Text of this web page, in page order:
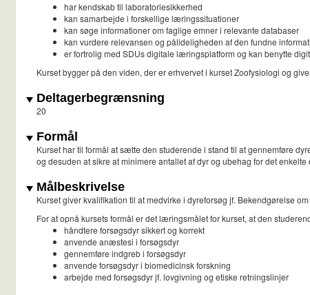
har kendskab til laboratoriesikkerhed
kan samarbejde i forskellige læringssituationer
kan søge informationer om faglige emner i relevante databaser
kan vurdere relevansen og pålideligheden af den fundne
er fortrolig med SDUs digitale læringsplatform og kan benytte
Kurset bygger på den viden, der er erhvervet i kurset Zoofysiologi og
Deltagerbegrænsning
20
Formål
Kurset har til formål at sætte den studerende i stand til at gennemføre
og desuden at sikre at minimere antallet af dyr og ubehag for det
Målbeskrivelse
Kurset giver kvalifikation til at medvirke i dyreforsøg jf. Bekendgørelse
For at opnå kursets formål er det læringsmålet for kurset, at den
håndtere forsøgsdyr sikkert og korrekt
anvende anæstesi i forsøgsdyr
gennemføre indgreb i forsøgsdyr
anvende forsøgsdyr i biomedicinsk forskning
arbejde med forsøgsdyr jf. lovgivning og etiske retningslinjer